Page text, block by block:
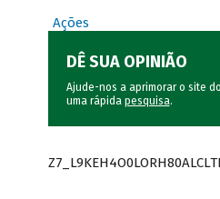
Ações
DÊ SUA OPINIÃO
Ajude-nos a aprimorar o site
uma rápida pesquisa.